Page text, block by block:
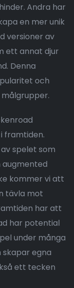
Andra har
en mer unik
versioner av
ett annat djur
Denna
och
framtiden.
spelet som
augmented
kommer vi att
tävla mot
har att
har potential
under många
egna
ett tecken